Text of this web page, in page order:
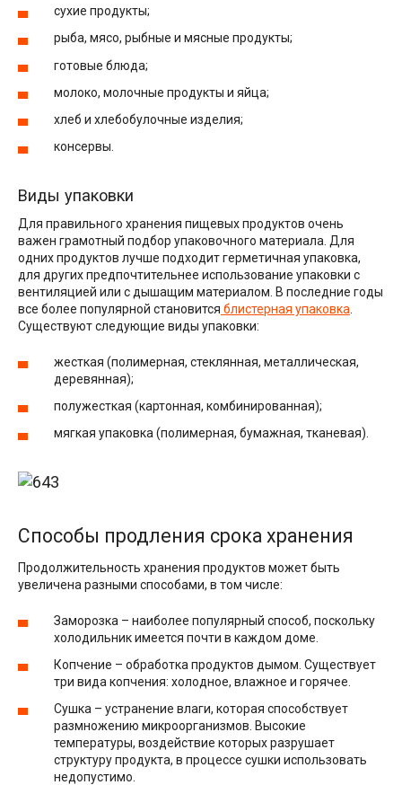
сухие продукты;
рыба, мясо, рыбные и мясные продукты;
готовые блюда;
молоко, молочные продукты и яйца;
хлеб и хлебобулочные изделия;
консервы.
Виды упаковки
Для правильного хранения пищевых продуктов очень
важен грамотный подбор упаковочного материала. Для
одних продуктов лучше подходит герметичная упаковка,
для других предпочтительнее использование упаковки с
вентиляцией или с дышащим материалом. В последние годы
все более популярной становится блистерная упаковка
Существуют следующие виды упаковки:
жесткая (полимерная, стеклянная, металлическая,
деревянная);
полужесткая (картонная, комбинированная);
мягкая упаковка (полимерная, бумажная, тканевая).
Способы продления срока хранения
Продолжительность хранения продуктов может быть
увеличена разными способами, в том числе:
Заморозка – наиболее популярный способ, поскольку
холодильник имеется почти в каждом доме.
Копчение – обработка продуктов дымом. Существует
три вида копчения: холодное, влажное и горячее.
Сушка – устранение влаги, которая способствует
размножению микроорганизмов. Высокие
температуры, воздействие которых разрушает
структуру продукта, в процессе сушки использовать
недопустимо.